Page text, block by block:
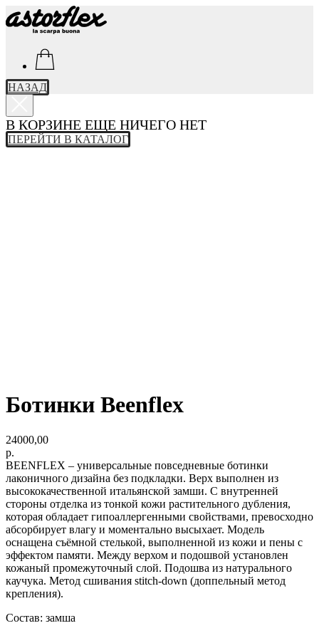
НАЗАД
В КОРЗИНЕ ЕЩЕ НИЧЕГО НЕТ
ПЕРЕЙТИ В КАТАЛОГ
Ботинки Beenflex
24000,00
р.
BEENFLEX – универсальные повседневные ботинки
лаконичного дизайна без подкладки. Верх выполнен из
высококачественной итальянской замши. С внутренней
стороны отделка из тонкой кожи растительного дубления,
которая обладает гипоаллергенными свойствами, превосходно
абсорбирует влагу и моментально высыхает. Модель
оснащена съёмной стелькой, выполненной из кожи и пены с
эффектом памяти. Между верхом и подошвой установлен
кожаный промежуточный слой. Подошва из натурального
каучука. Метод сшивания stitch-down (доппельный метод
крепления).
Состав: замша